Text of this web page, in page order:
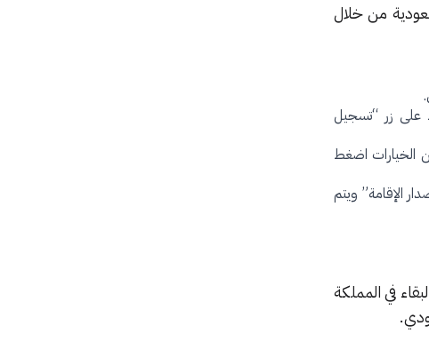
من خلال
على زر “تسجيل
الخيارات اضغط
الإقامة” ويتم
في حالة البقاء في المملكة